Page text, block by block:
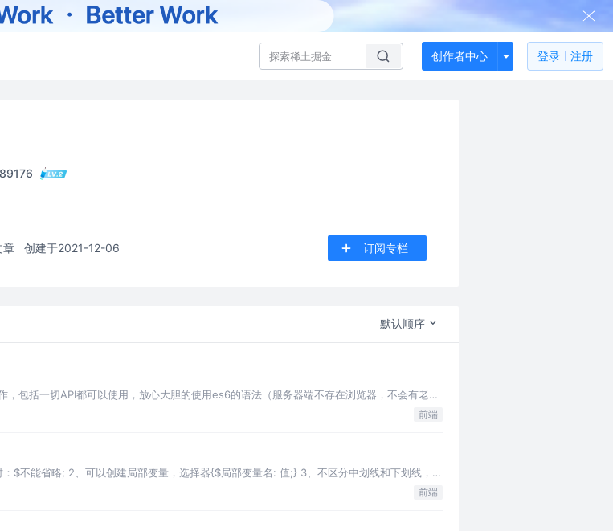
创作者中心 登录 注册
章 创建于2021-12-06 订阅专栏
默认顺序
包括一切API都可以使用，放心大胆的使用es6的语法（服务器端不存在浏览器，不会有老
前端
$不能省略; 2、可以创建局部变量，选择器{$局部变量名: 值;} 3、不区分中划线和下划线，都
前端